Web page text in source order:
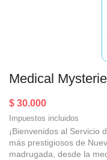
Medical
$ 30.000
Impuestos incluidos
¡Bienvenidos al Servicio
más prestigiosos de
madrugada, desde la